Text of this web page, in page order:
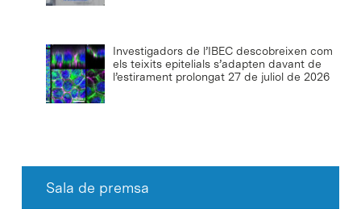
Investigadors de l’IBEC descobreixen com
els teixits epitelials s’adapten davant de
l’estirament prolongat 27 de juliol de 2026
Sala de premsa